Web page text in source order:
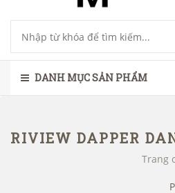
DANH MỤC SẢN PHẨM
Trang